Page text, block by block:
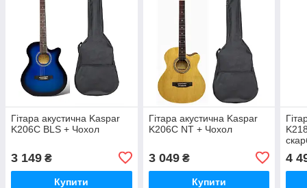
Гітара акустична Kaspar
K206C BLS + Чохол
3 149 ₴
Купити
Гітара акустична Kaspar
K206C NT + Чохол
3 049₴
Купити
4